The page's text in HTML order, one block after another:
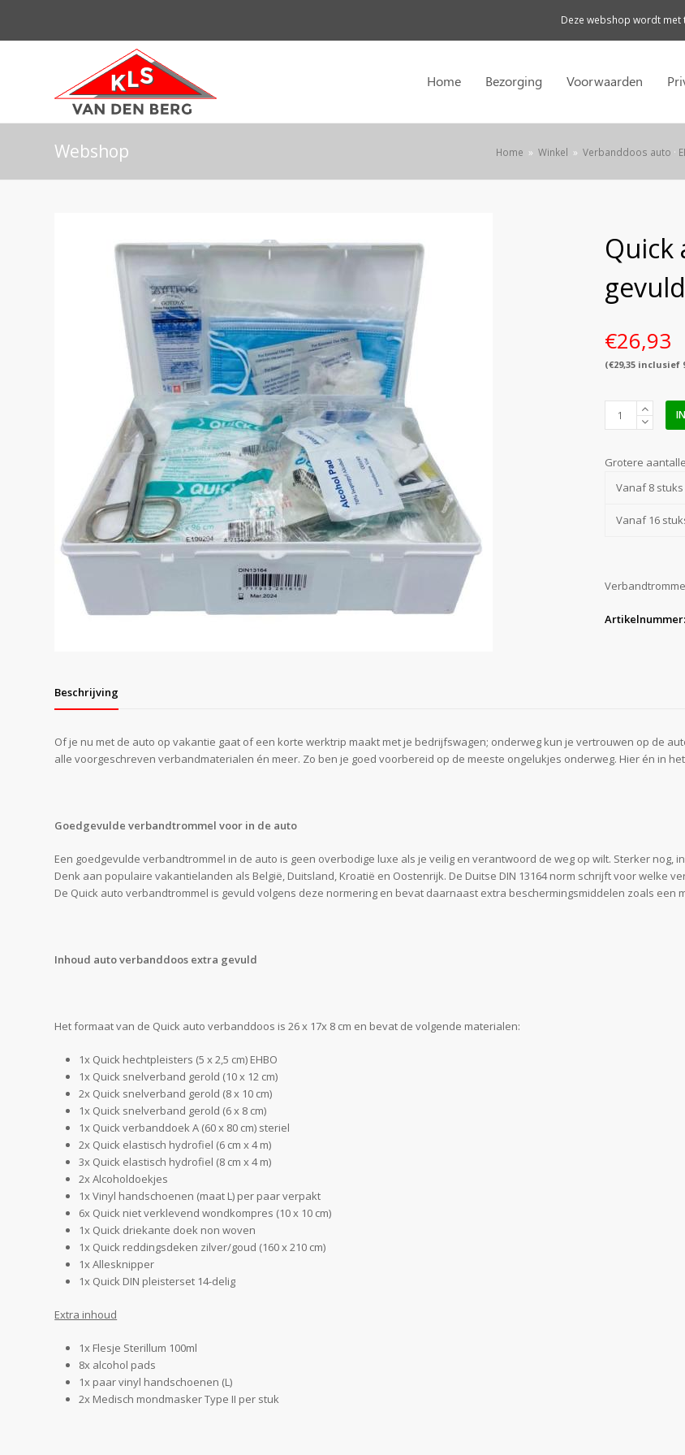
Deze webshop wordt
Home Bezorging Voorwaarden
Webshop Home » Winkel » Verbanddoos auto ·
Quick
gevuld
€26,93
(€29,35inclusief
extra
aantal
Grotere
Vanaf 8 stuks
Vanaf 16
Artikelnummer:
Beschrijving
Of je nu met de auto op vakantie gaat of een korte werktrip maakt met je bedrijfswagen; onderweg kun je vertrouwen op de
alle voorgeschreven verbandmaterialen én meer. Zo ben je goed voorbereid op de meeste ongelukjes onderweg. Hier én in
Goedgevulde verbandtrommel voor in de auto
Een goedgevulde verbandtrommel in de auto is geen overbodige luxe als je veilig en verantwoord de weg op wilt. Sterker
Denk aan populaire vakantielanden als België, Duitsland, Kroatië en Oostenrijk. De Duitse DIN 13164 norm schrijft voor welke
De Quick auto verbandtrommel is gevuld volgens deze normering en bevat daarnaast extra beschermingsmiddelen zoals een
Inhoud auto verbanddoos extra gevuld
Het formaat van de Quick auto verbanddoos is 26 x 17x 8 cm en bevat de volgende materialen:
1x Quick hechtpleisters (5 x 2,5 cm) EHBO
1x Quick snelverband gerold (10 x 12 cm)
2x Quick snelverband gerold (8 x 10 cm)
1x Quick snelverband gerold (6 x 8 cm)
1x Quick verbanddoek A (60 x 80 cm) steriel
2x Quick elastisch hydrofiel (6 cm x 4 m)
3x Quick elastisch hydrofiel (8 cm x 4 m)
2x Alcoholdoekjes
1x Vinyl handschoenen (maat L) per paar verpakt
6x Quick niet verklevend wondkompres (10 x 10 cm)
1x Quick driekante doek non woven
1x Quick reddingsdeken zilver/goud (160 x 210 cm)
1x Allesknipper
1x Quick DIN pleisterset 14-delig
Extra inhoud
1x Flesje Sterillum 100ml
8x alcohol pads
1x paar vinyl handschoenen (L)
2x Medisch mondmasker Type II per stuk